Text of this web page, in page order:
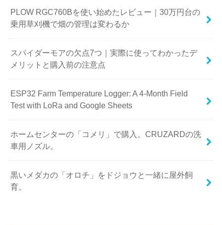
PLOW RGC760Bを使い始めたレビュー｜30万円台の
乗用草刈機で畑の管理は変わるか
スパイダーモアの欠点7つ｜実際に使ってわかったデ
メリットと購入前の注意点
ESP32 Farm Temperature Logger: A 4-Month Field
Test with LoRa and Google Sheets
ホームセンターの「コメリ」で購入。CRUZARDの洗
車用ノズル。
黒いメダカの「オロチ」をドジョウと一緒に屋外飼
育。